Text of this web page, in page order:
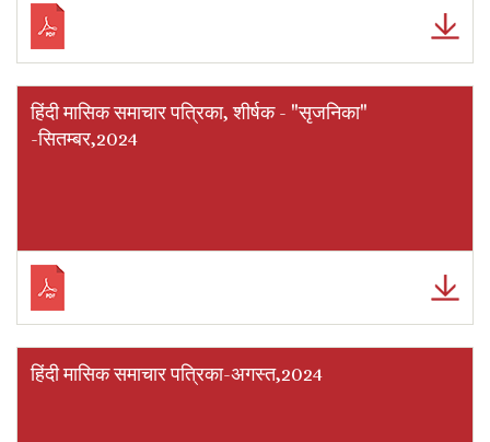
हिंदी मासिक समाचार पत्रिका, शीर्षक - "सृजनिका"
-सितम्बर,2024
हिंदी मासिक समाचार पत्रिका-अगस्त,2024